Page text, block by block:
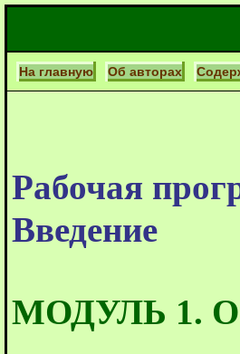
На главную Об авторах
Рабочая
Введение
МОДУЛЬ 1.